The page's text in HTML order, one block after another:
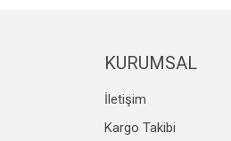
KURUMSAL
İletişim
Kargo Takibi